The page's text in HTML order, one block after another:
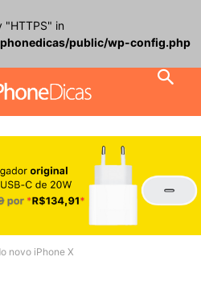
"HTTPS" in
public/wp-config.php
novo iPhone X